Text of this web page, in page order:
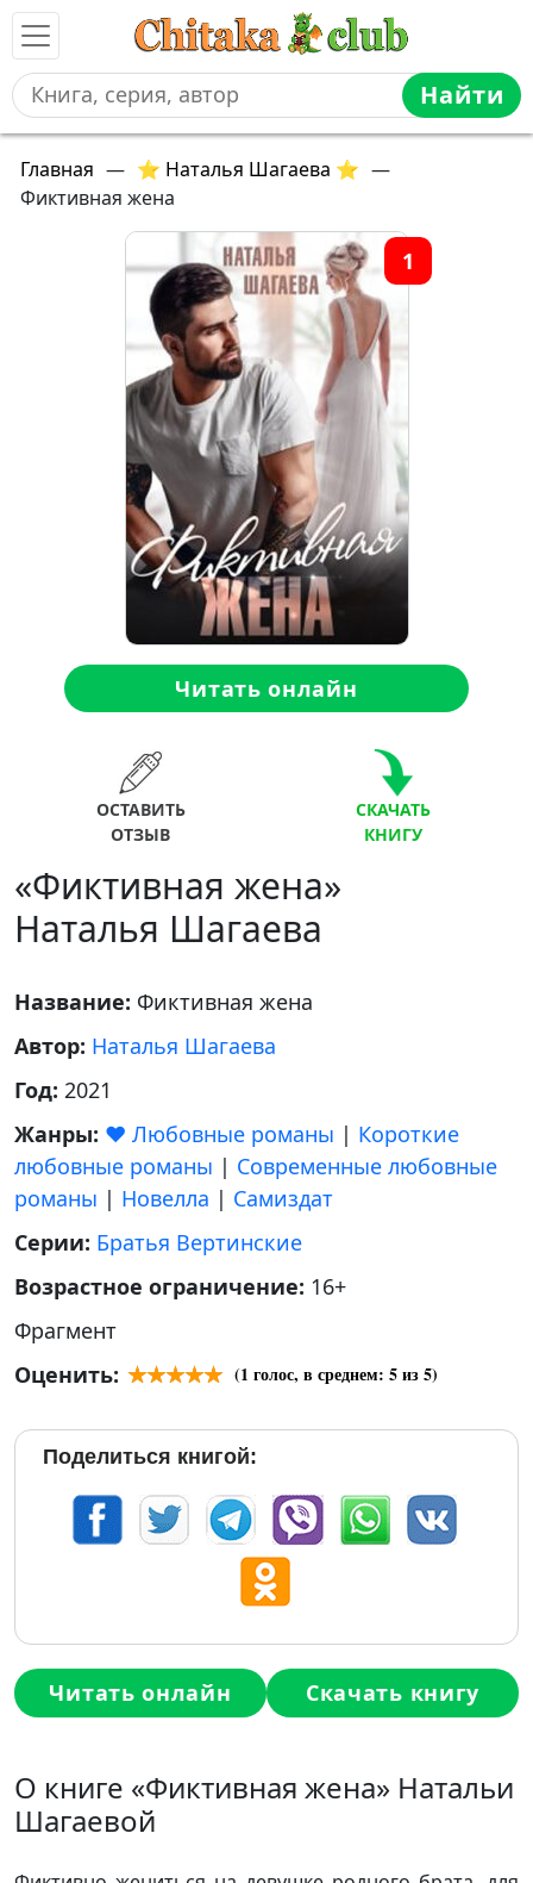
Найти
Главная — ⭐ Наталья Шагаева ⭐ —
Фиктивная жена
1
Читать онлайн
ОСТАВИТЬ
ОТЗЫВ
СКАЧАТЬ
КНИГУ
«Фиктивная жена»
Наталья Шагаева
Название: Фиктивная жена
Автор: Наталья Шагаева
Год: 2021
Жанры: ❤️ Любовные романы | Короткие
любовные романы | Современные любовные
романы | Новелла | Самиздат
Серии: Братья Вертинские
Возрастное ограничение: 16+
Фрагмент
Оценить:
(1 голос, в среднем: 5из 5)
Поделиться книгой:
Читать онлайн Скачать книгу
О книге «Фиктивная жена» Натальи
Шагаевой